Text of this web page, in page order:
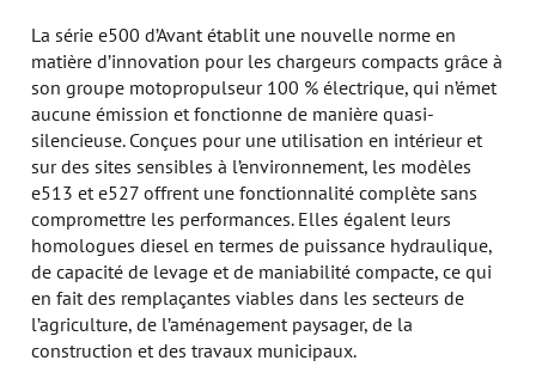
La série e500 d’Avant établit une nouvelle norme en
matière d’innovation pour les chargeurs compacts grâce à
son groupe motopropulseur 100 % électrique, qui n’émet
aucune émission et fonctionne de manière quasi-
silencieuse. Conçues pour une utilisation en intérieur et
sur des sites sensibles à l’environnement, les modèles
e513 et e527 offrent une fonctionnalité complète sans
compromettre les performances. Elles égalent leurs
homologues diesel en termes de puissance hydraulique,
de capacité de levage et de maniabilité compacte, ce qui
en fait des remplaçantes viables dans les secteurs de
l’agriculture, de l’aménagement paysager, de la
construction et des travaux municipaux.